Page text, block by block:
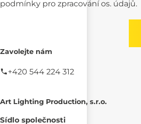
podmínky pro zpracování os. údajů.
Zavolejte nám
+420 544 224 312
Art Lighting Production, s.r.o.
Sídlo společnosti